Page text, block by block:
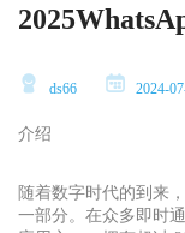
ds66 2024-
介绍
随着数字时代的到来
一部分。在众多即时